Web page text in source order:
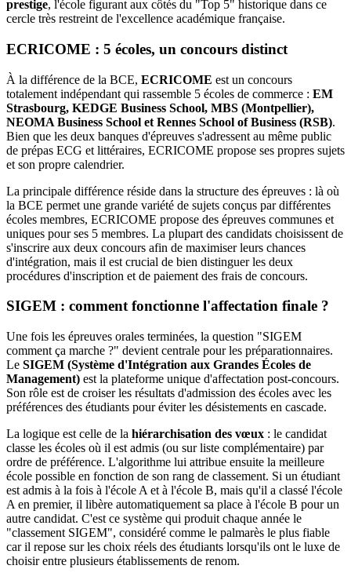
prestige, l'école figurant aux côtés du "Top 5" historique dans ce
cercle très restreint de l'excellence académique française.
ECRICOME : 5 écoles, un concours distinct
À la différence de la BCE, ECRICOME est un concours
totalement indépendant qui rassemble 5 écoles de commerce : EM
Strasbourg, KEDGE Business School, MBS (Montpellier),
NEOMA Business School et Rennes School of Business (RSB).
Bien que les deux banques d'épreuves s'adressent au même public
de prépas ECG et littéraires, ECRICOME propose ses propres sujets
et son propre calendrier.
La principale différence réside dans la structure des épreuves : là où
la BCE permet une grande variété de sujets conçus par différentes
écoles membres, ECRICOME propose des épreuves communes et
uniques pour ses 5 membres. La plupart des candidats choisissent de
s'inscrire aux deux concours afin de maximiser leurs chances
d'intégration, mais il est crucial de bien distinguer les deux
procédures d'inscription et de paiement des frais de concours.
SIGEM : comment fonctionne l'affectation finale ?
Une fois les épreuves orales terminées, la question "SIGEM
comment ça marche ?" devient centrale pour les préparationnaires.
Le SIGEM (Système d'Intégration aux Grandes Écoles de
Management) est la plateforme unique d'affectation post-concours.
Son rôle est de croiser les résultats d'admission des écoles avec les
préférences des étudiants pour éviter les désistements en cascade.
La logique est celle de la hiérarchisation des vœux : le candidat
classe les écoles où il est admis (ou sur liste complémentaire) par
ordre de préférence. L'algorithme lui attribue ensuite la meilleure
école possible en fonction de son rang de classement. Si un étudiant
est admis à la fois à l'école A et à l'école B, mais qu'il a classé l'école
A en premier, il libère automatiquement sa place à l'école B pour un
autre candidat. C'est ce système qui produit chaque année le
"classement SIGEM", considéré comme le palmarès le plus fiable
car il repose sur les choix réels des étudiants lorsqu'ils ont le luxe de
choisir entre plusieurs établissements de renom.